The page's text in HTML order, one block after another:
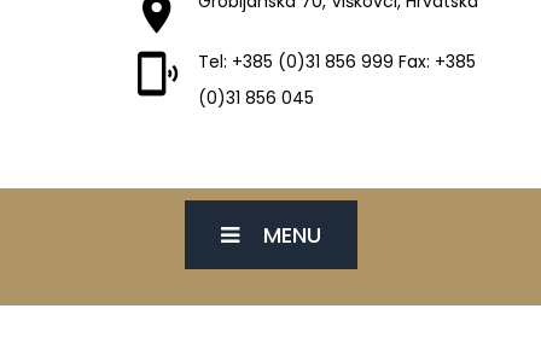
Tel: +385 (0)31 856 999 Fax: +385
(0)31 856 045
MENU